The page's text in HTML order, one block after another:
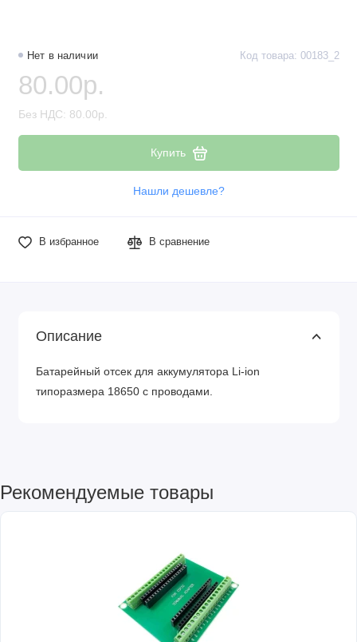
Нет в наличии Код товара: 00183_2
80.00р.
Без НДС: 80.00р.
Купить
Нашли дешевле?
В избранное В сравнение
Описание
Батарейный отсек для аккумулятора Li-ion
типоразмера 18650 с проводами.
Рекомендуемые товары